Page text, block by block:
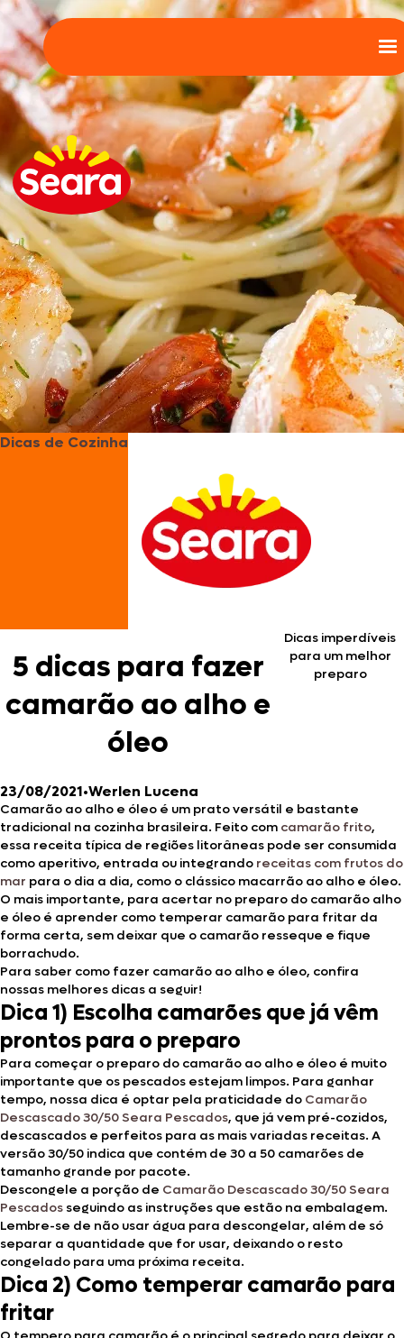
Dicas de Cozinha
5 dicas para fazer
camarão ao alho e
óleo
Dicas imperdíveis
para um melhor
preparo
23/08/2021•Werlen Lucena
Camarão ao alho e óleo é um prato versátil e bastante
tradicional na cozinha brasileira. Feito com camarão frito,
essa receita típica de regiões litorâneas pode ser consumida
como aperitivo, entrada ou integrando receitas com frutos do
mar para o dia a dia, como o clássico macarrão ao alho e óleo.
O mais importante, para acertar no preparo do camarão alho
e óleo é aprender como temperar camarão para fritar da
forma certa, sem deixar que o camarão resseque e fique
borrachudo.
Para saber como fazer camarão ao alho e óleo, confira
nossas melhores dicas a seguir!
Dica 1) Escolha camarões que já vêm
prontos para o preparo
Para começar o preparo do camarão ao alho e óleo é muito
importante que os pescados estejam limpos. Para ganhar
tempo, nossa dica é optar pela praticidade do Camarão
Descascado 30/50 Seara Pescados, que já vem pré-cozidos,
descascados e perfeitos para as mais variadas receitas. A
versão 30/50 indica que contém de 30 a 50 camarões de
tamanho grande por pacote.
Descongele a porção de Camarão Descascado 30/50 Seara
Pescados seguindo as instruções que estão na embalagem.
Lembre-se de não usar água para descongelar, além de só
separar a quantidade que for usar, deixando o resto
congelado para uma próxima receita.
Dica 2) Como temperar camarão para
fritar